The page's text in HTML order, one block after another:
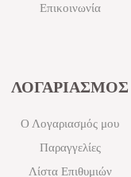
Επικοινωνία
ΛΟΓΑΡΙΑΣΜΟΣ
Ο Λογαριασμός μου
Παραγγελίες
Λίστα Επιθυμιών